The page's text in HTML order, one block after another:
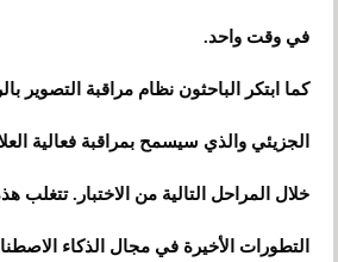
في وقت واحد.
كما ابتكر الباحثون نظام مراقبة التصوير
الجزيئي والذي سيسمح بمراقبة فعالية
خلال المراحل التالية من الاختبار. تتغلب
التطورات الأخيرة في مجال الذكاء